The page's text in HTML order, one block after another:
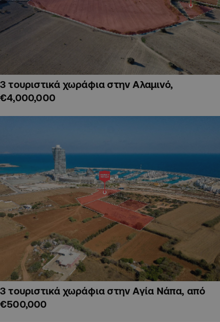
3 τουριστικά χωράφια στην Αλαμινό,
€4,000,000
3 τουριστικά χωράφια στην Αγία Νάπα, από
€500,000